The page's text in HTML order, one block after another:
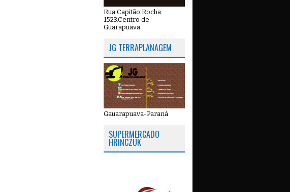
Rua Capitão Rocha.
1523.Centro de
Guarapuava.
JG TERRAPLANAGEM
Gauarapuava-Paraná
SUPERMERCADO
HRINCZUK